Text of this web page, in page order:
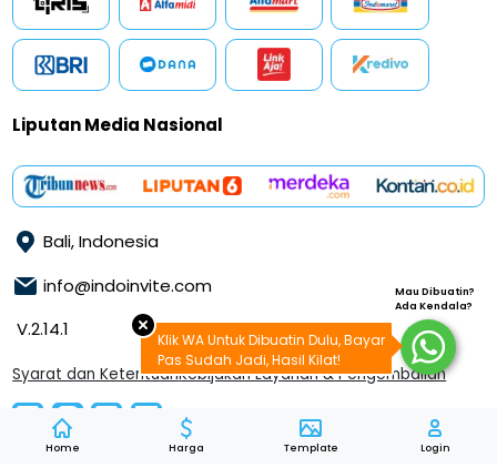
Liputan Media Nasional
Bali, Indonesia
info@indoinvite.com
V.2.14.1
Syarat dan KetentuanKebijakan Layanan & Pengembalian
Klik WA Untuk Dibuatin Dulu, Bayar
Pas Sudah Jadi, Hasil Kilat!
Mau Dibuatin?
Ada Kendala?
Home Harga Template Login